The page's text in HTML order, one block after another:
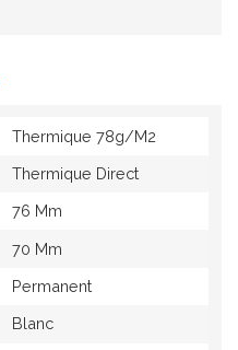
Thermique 78g/M2
Thermique Direct
76 Mm
70 Mm
Permanent
Blanc